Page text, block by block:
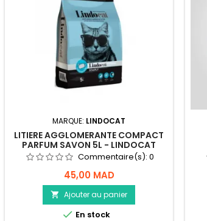
MARQUE: LINDOCAT
LITIERE AGGLOMERANTE COMPACT
PARFUM SAVON 5L - LINDOCAT
Commentaire(s): 0
45,00 MAD
 Ajouter au panier
 En stock